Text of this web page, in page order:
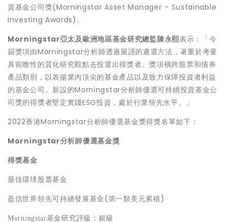
資基金公司獎(Morningstar Asset Manager – Sustainable
Investing Awards)。
Morningstar亞太及歐洲地區基金研究總監陳永熙表示：「今
屆獎項由Morningstar分析師透過嚴謹的遴選方法，著重於考量
具前瞻性的質化研究觀點去投選出得獎者。獎項橫跨股票和債券
產品類別，以表揚業內頂尖的基金產品以及致力保障投資者利益
的基金公司。新設的Morningstar分析師優選可持續投資基金公
司獎的得獎者堅定實踐ESG投資，處於行業領先水平。」
2022香港Morningstar分析師優選基金獎得獎名單如下：
Morningstar分析師優選基金獎
得獎基金
最佳環球股票基金
盈信世界領先可持續發展基金(第一類美元累積)
Morningstar基金研究評級：銀級